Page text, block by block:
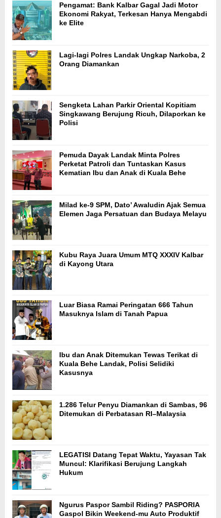
Pengamat: Bank Kalbar Gagal Jadi Motor
Ekonomi Rakyat, Terkesan Hanya Mengabdi
ke Elite
Lagi-lagi Polres Landak Ungkap Narkoba, 2
Orang Diamankan
Sengketa Lahan Parkir Oriental Kopitiam
Singkawang Berujung Ricuh, Dilaporkan ke
Polisi
Pemuda Dayak Landak Minta Polres
Perketat Patroli dan Tuntaskan Kasus
Kematian Ibu dan Anak di Kuala Behe
Milad ke-9 SPM, Dato’ Awaludin Ajak Semua
Elemen Jaga Persatuan dan Budaya Melayu
Kubu Raya Juara Umum MTQ XXXIV Kalbar
di Kayong Utara
Luar Biasa Ramai Peringatan 666 Tahun
Masuknya Islam di Tanah Papua
Ibu dan Anak Ditemukan Tewas Terikat di
Kuala Behe Landak, Polisi Selidiki
Kasusnya
1.286 Telur Penyu Diamankan di Sambas, 96
Ditemukan di Perbatasan RI–Malaysia
LEGATISI Datang Tepat Waktu, Yayasan Tak
Muncul: Klarifikasi Berujung Langkah
Hukum
Ngurus Paspor Sambil Riding? PASPORIA
Gaspol Bikin Weekend-mu Auto Produktif